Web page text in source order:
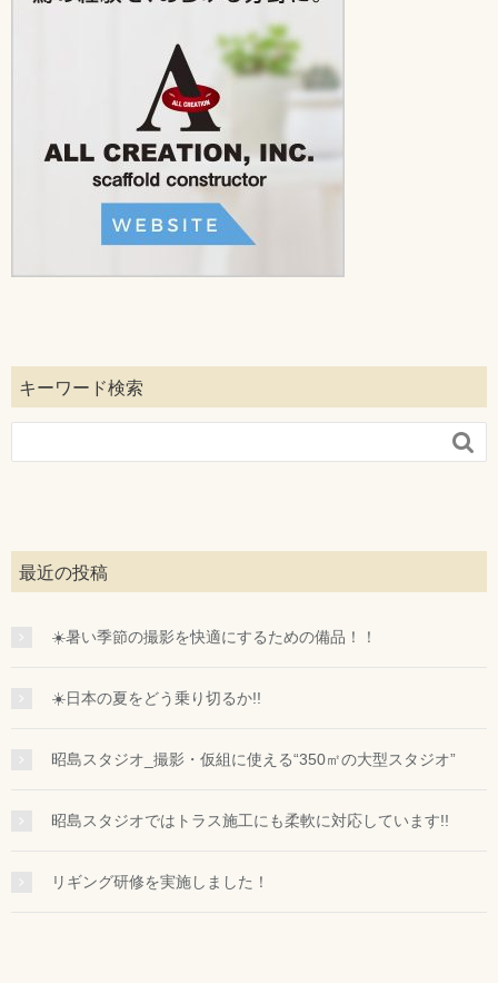
キーワード検索

最近の投稿
☀️暑い季節の撮影を快適にするための備品！！
☀️日本の夏をどう乗り切るか!!
昭島スタジオ_撮影・仮組に使える“350㎡の大型スタジオ”
昭島スタジオではトラス施工にも柔軟に対応しています!!
リギング研修を実施しました！